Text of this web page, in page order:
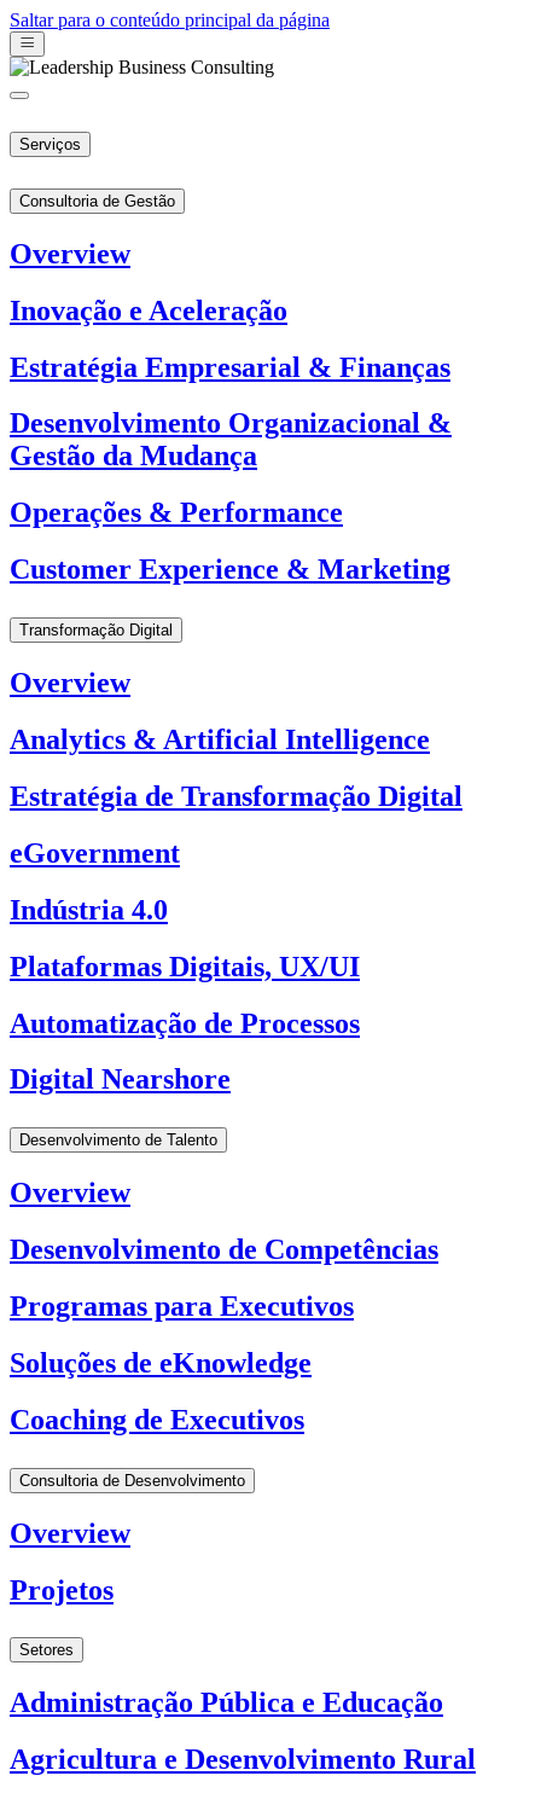
Saltar para o conteúdo principal da página
Serviços
Consultoria de Gestão
Overview
Inovação e Aceleração
Estratégia Empresarial & Finanças
Desenvolvimento Organizacional &
Gestão da Mudança
Operações & Performance
Customer Experience & Marketing
Transformação Digital
Overview
Analytics & Artificial Intelligence
Estratégia de Transformação Digital
eGovernment
Indústria 4.0
Plataformas Digitais, UX/UI
Automatização de Processos
Digital Nearshore
Desenvolvimento de Talento
Overview
Desenvolvimento de Competências
Programas para Executivos
Soluções de eKnowledge
Coaching de Executivos
Consultoria de Desenvolvimento
Overview
Projetos
Setores
Administração Pública e Educação
Agricultura e Desenvolvimento Rural